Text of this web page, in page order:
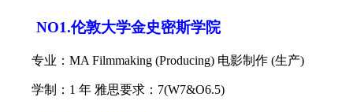
NO1.伦敦大学金史密斯学院
专业：MA Filmmaking (Producing) 电影制作 (生产)
学制：1 年 雅思要求：7(W7&O6.5)